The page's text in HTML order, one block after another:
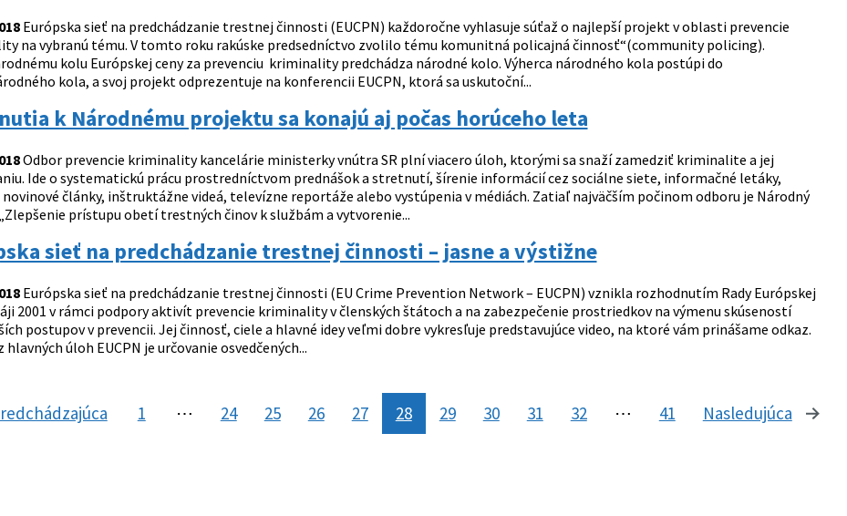
Európska sieť na predchádzanie trestnej činnosti (EUCPN) každoročne vyhlasuje súťaž o najlepší projekt v oblasti prevencie
na vybranú tému. V tomto roku rakúske predsedníctvo zvolilo tému komunitná policajná činnosť“(community policing).
kolu Európskej ceny za prevenciu kriminality predchádza národné kolo. Výherca národného kola postúpi do
kola, a svoj projekt odprezentuje na konferencii EUCPN, ktorá sa uskutoční...
k Národnému projektu sa konajú aj počas horúceho leta
Odbor prevencie kriminality kancelárie ministerky vnútra SR plní viacero úloh, ktorými sa snaží zamedziť kriminalite a jej
Ide o systematickú prácu prostredníctvom prednášok a stretnutí, šírenie informácií cez sociálne siete, informačné letáky,
novinové články, inštruktážne videá, televízne reportáže alebo vystúpenia v médiách. Zatiaľ najväčším počinom odboru je Národný
prístupu obetí trestných činov k službám a vytvorenie...
sieť na predchádzanie trestnej činnosti – jasne a výstižne
Európska sieť na predchádzanie trestnej činnosti (EU Crime Prevention Network – EUCPN) vznikla rozhodnutím Rady Európskej
2001 v rámci podpory aktivít prevencie kriminality v členských štátoch a na zabezpečenie prostriedkov na výmenu skúseností
postupov v prevencii. Jej činnosť, ciele a hlavné idey veľmi dobre vykresľuje predstavujúce video, na ktoré vám prinášame odkaz.
hlavných úloh EUCPN je určovanie osvedčených...
stránka
1 ⋯ 24 25 26 27 28 29 30 31 32 ⋯ 41 Nasledujúca